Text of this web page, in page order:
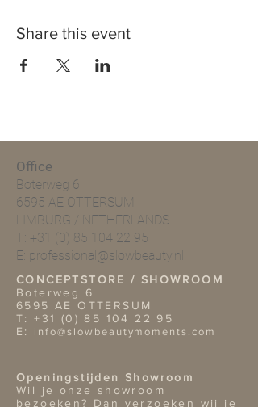
Share this event
Office
Boterweg 6
6595 AE OTTERSUM
LIMBURG / NETHERLANDS
T: +31 (0) 85 104 22 95
E: professional@slowbeauty.nl
CONCEPTSTORE / SHOWROOM
Boterweg 6
6595 AE OTTERSUM
T:+31 (0) 85 104 22 95
E: info@slowbeautymoments.com
Openingstijden Showroom
Wil je onze showroom
bezoeken? Dan verzoeken wij je